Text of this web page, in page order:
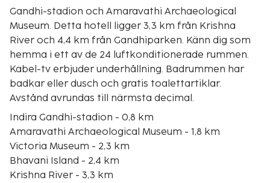
Gandhi-stadion och Amaravathi Archaeological
Museum. Detta hotell ligger 3,3 km från Krishna
River och 4,4 km från Gandhiparken. Känn dig som
hemma i ett av de 24 luftkonditionerade rummen.
Kabel-tv erbjuder underhållning. Badrummen har
badkar eller dusch och gratis toalettartiklar.
Avstånd avrundas till närmsta decimal.
Indira Gandhi-stadion - 0,8 km
Amaravathi Archaeological Museum - 1,8 km
Victoria Museum - 2,3 km
Bhavani Island - 2,4 km
Krishna River - 3,3 km